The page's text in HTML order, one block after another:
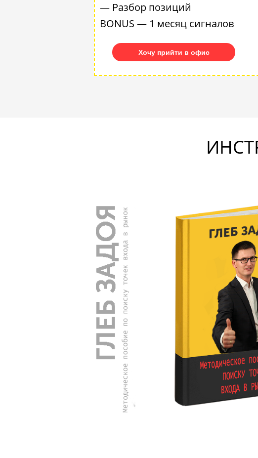
— Разбор позиций
BONUS — 1 месяц сигналов
Хочу прийти в офис